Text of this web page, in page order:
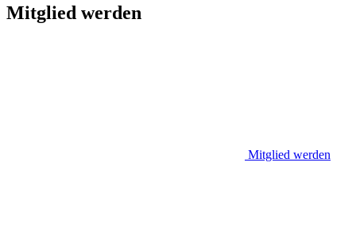
Mitglied werden
Mitglied werden